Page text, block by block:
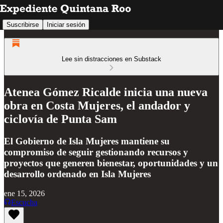
Suscribirse Iniciar sesión
Lee sin distracciones en Substack
Atenea Gómez Ricalde inicia una nueva
obra en Costa Mujeres, el andador y
ciclovía de Punta Sam
El Gobierno de Isla Mujeres mantiene su
compromiso de seguir gestionando recursos y
proyectos que generen bienestar, oportunidades y un
desarrollo ordenado en Isla Mujeres
ene 15, 2026
Escucha